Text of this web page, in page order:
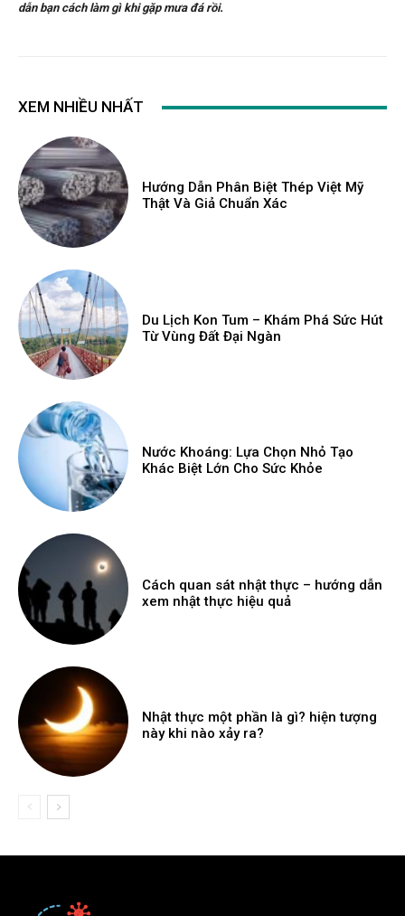
dẫn bạn cách làm gì khi gặp mưa đá rồi.
XEM NHIỀU NHẤT
Hướng Dẫn Phân Biệt Thép Việt Mỹ
Thật Và Giả Chuẩn Xác
Du Lịch Kon Tum – Khám Phá Sức Hút
Từ Vùng Đất Đại Ngàn
Nước Khoáng: Lựa Chọn Nhỏ Tạo
Khác Biệt Lớn Cho Sức Khỏe
Cách quan sát nhật thực – hướng dẫn
xem nhật thực hiệu quả
Nhật thực một phần là gì? hiện tượng
này khi nào xảy ra?